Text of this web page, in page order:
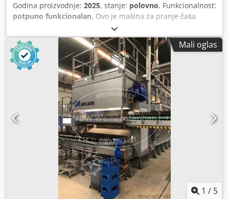
Godina proizvodnje: 2025, stanje: polovno, Funkcionalnost:
potpuno funkcionalan, Ovo je mašina za pranje čaša
proizvođača Hobart, tip GXCROI-10C, iz 2025. godine. Ova
kompaktna profesionalna mašina za pranje posuđa
opremljena je integrisanom osmozom i podgradnim
elementom za prazne korpe ili deterdžent, kao i usisnim
lancama za nadzor nivoa punjenja. Mašina za pranje čaša
je prošla inspekciju u našoj servisnoj radionici i u
potpunosti je funkcionalna, u gotovo novom stanju.
Preporučena prodajna cena za ovu varijantu opreme iznosi
13.285,16 € sa PDV-om. Uz uređaj dobijate račun sa
iskazanim PDV-om. Naša usluga za polovnu opremu
obuhvata: - 6 meseci garancije na sve električne delove,
ograničeno na zamenu neispravnih delova, bez troškova
ugradnje i demontaže - Kvalitetni brendirani uređaji po fer
cenama - Profesionalna generalna reparacija, inspekcija i
stručno čišćenje - Testirano i potpuno funkcionalno – ili
povraćaj novca - Fleksibilan izbor isporuke ili ličnog
Mali oglas
1 / 5